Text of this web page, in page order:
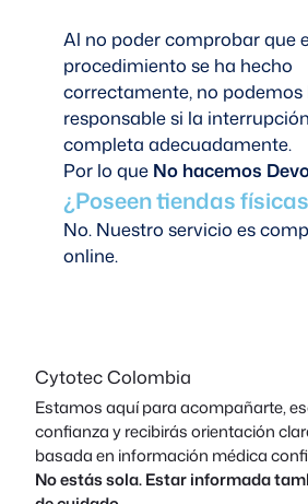
Al no poder comprobar que
procedimiento se ha hecho
correctamente, no podemos
responsable si la
completa adecuadamente.
Por lo que No hacemos
¿Poseen tiendas
No. Nuestro servicio es
online.
Cytotec Colombia
Estamos aquí para acompañarte,
confianza y recibirás orientación
basada en información médica
No estás sola. Estar informada